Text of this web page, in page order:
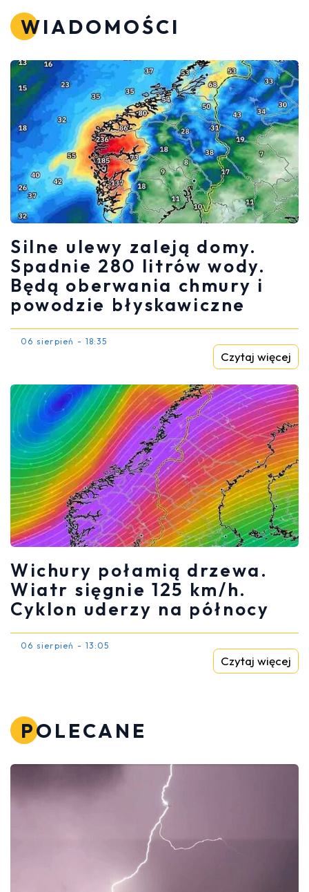
WIADOMOŚCI
Silne ulewy zaleją domy.
Spadnie 280 litrów wody.
Będą oberwania chmury i
powodzie błyskawiczne
06 sierpień - 18:35
Czytaj więcej
Wichury połamią drzewa.
Wiatr sięgnie 125 km/h.
Cyklon uderzy na północy
06 sierpień - 13:05
Czytaj więcej
POLECANE